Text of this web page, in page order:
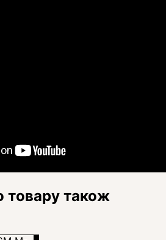
товару також